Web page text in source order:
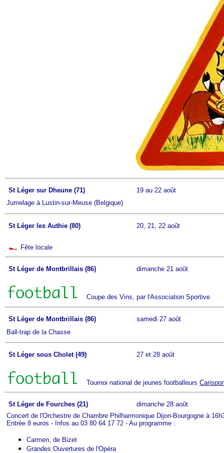
St Léger sur Dheune (71)
19 au 22 août
Jumelage à Lustin-sur-Meuse (Belgique)
St Léger les Authie (80) 20, 21, 22 août
Fête locale
St Léger de Montbrillais (86) dimanche 21 août
Coupe des Vins, par l'Association Sportive
St Léger de Montbrillais (86)
samedi 27 août
Ball-trap de la Chasse
St Léger sous Cholet (49) 27 et 28 août
Tournoi national de jeunes footballeurs
St Léger de Fourches (21)
dimanche 28 août
Concert de l'Orchestre de Chambre Philharmonique Dijon-Bourgogne à
Entrée 8 euros - Infos au 03 80 64 17 72 - Au programme :
Carmen, de Bizet
Grandes Ouvertures de l'Opéra